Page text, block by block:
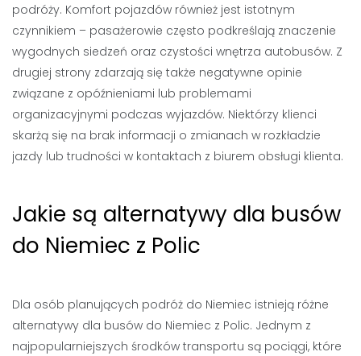
podróży. Komfort pojazdów również jest istotnym
czynnikiem – pasażerowie często podkreślają znaczenie
wygodnych siedzeń oraz czystości wnętrza autobusów. Z
drugiej strony zdarzają się także negatywne opinie
związane z opóźnieniami lub problemami
organizacyjnymi podczas wyjazdów. Niektórzy klienci
skarżą się na brak informacji o zmianach w rozkładzie
jazdy lub trudności w kontaktach z biurem obsługi klienta.
Jakie są alternatywy dla busów
do Niemiec z Polic
Dla osób planujących podróż do Niemiec istnieją różne
alternatywy dla busów do Niemiec z Polic. Jednym z
najpopularniejszych środków transportu są pociągi, które